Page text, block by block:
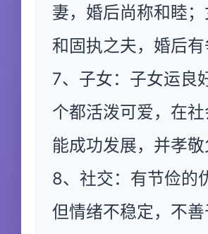
妻，婚后尚称和睦
和固执之夫，婚后有
7、子女：子女运良
个都活泼可爱，在
能成功发展，并孝敬
8、社交：有节俭的
但情绪不稳定，不